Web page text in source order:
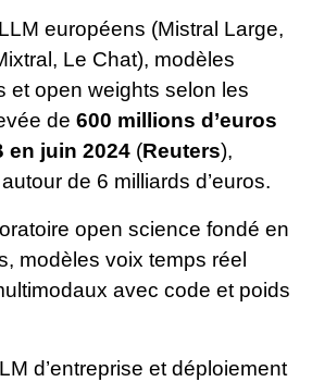
européens (Mistral Large,
Le Chat), modèles
et open weights selon les
de 600 millions d’euros
en juin 2024 (Reuters),
de 6 milliards d’euros.
open science fondé en
modèles voix temps réel
avec code et poids
d’entreprise et déploiement